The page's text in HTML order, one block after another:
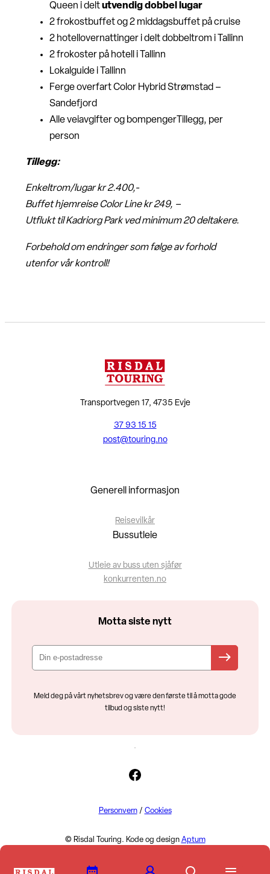
Queen i deltutvendig dobbel lugar
2 frokostbuffet og 2 middagsbuffet på cruise
2 hotellovernattinger i delt dobbeltrom i Tallinn
2 frokoster på hotell i Tallinn
Lokalguide i Tallinn
Ferge overfart Color Hybrid Strømstad –
Sandefjord
Alle veiavgifter og bompengerTillegg, per
person
Tillegg:
Enkeltrom/lugar kr 2.400,-
Buffet hjemreise Color Line kr 249, –
Utflukt til Kadriorg Park ved minimum 20 deltakere.
Forbehold om endringer som følge av forhold
utenfor vår kontroll!
Transportvegen 17, 4735 Evje
37 93 15 15
post@touring.no
Generell informasjon
Reisevilkår
Bussutleie
Utleie av buss uten sjåfør
konkurrenten.no
Motta siste nytt
Meld deg på vårt nyhetsbrev og være den første til å motta gode
tilbud og siste nytt!
Facebook
Personvern/ Cookies
© Risdal Touring. Kode og design Aptum